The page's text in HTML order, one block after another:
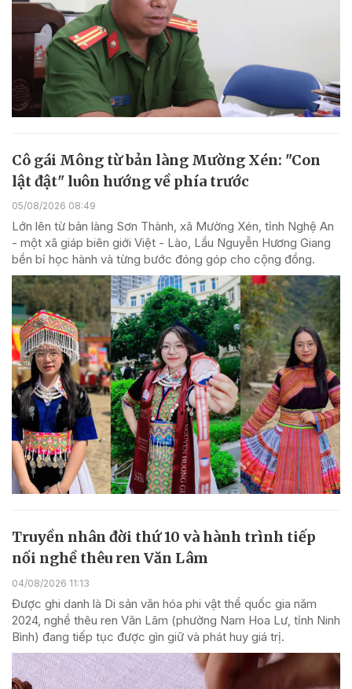
Cô gái Mông từ bản làng Mường Xén: "Con
lật đật" luôn hướng về phía trước
05/08/2026 08:49
Lớn lên từ bản làng Sơn Thành, xã Mường Xén, tỉnh Nghệ An
- một xã giáp biên giới Việt - Lào, Lầu Nguyễn Hương Giang
bền bỉ học hành và từng bước đóng góp cho cộng đồng.
Truyền nhân đời thứ 10 và hành trình tiếp
nối nghề thêu ren Văn Lâm
04/08/2026 11:13
Được ghi danh là Di sản văn hóa phi vật thể quốc gia năm
2024, nghề thêu ren Văn Lâm (phường Nam Hoa Lư, tỉnh Ninh
Bình) đang tiếp tục được gìn giữ và phát huy giá trị.